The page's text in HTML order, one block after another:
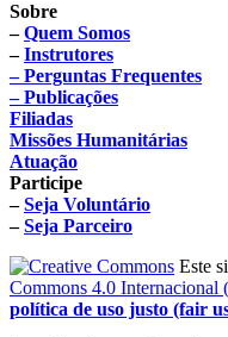
Sobre
–Quem Somos
–Instrutores
– Perguntas Frequentes
– Publicações
Filiadas
Missões Humanitárias
Atuação
Participe
–Seja Voluntário
–Seja Parceiro
Este
Commons 4.0
política de uso justo (fair